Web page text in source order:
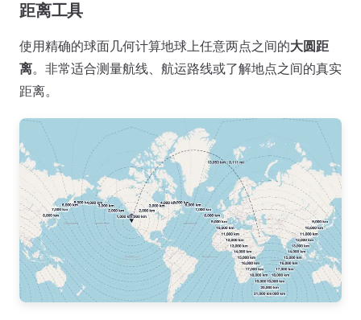
距离工具
使用精确的球面几何计算地球上任意两点之间的大圆距
离。非常适合测量航线、航运路线或了解地点之间的真实
距离。